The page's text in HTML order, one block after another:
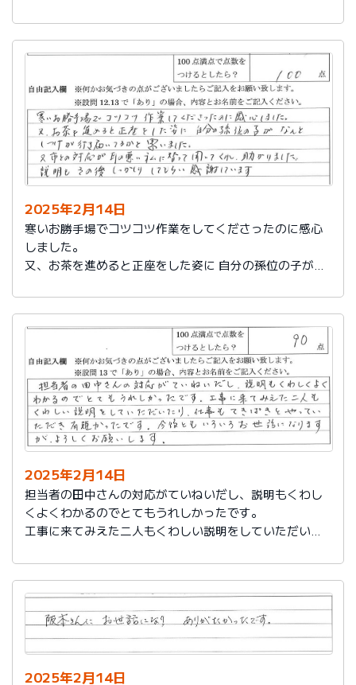
2025年2月14日
寒いお勝手場でコツコツ作業をしてくださったのに感心
しました。
又、お茶を進めると正座をした姿に 自分の孫位の子がな
又、市との対応が耳の悪い私に代わって聞いてくれ助か
りました。
説明もその後しっかりしてもらい感謝しています。
2025年2月14日
担当者の田中さんの対応がていねいだし、説明もくわし
くよくわかるのでとてもうれしかったです。
工事に来てみえた二人もくわしい説明をしていただいた
今後ともいろいろお世話になりますが、よろしくお願い
します。
2025年2月14日